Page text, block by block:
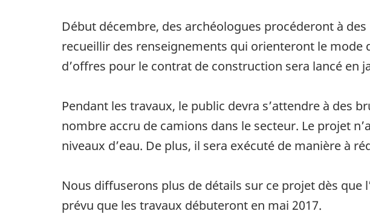
Début décembre, des archéologues procéderont à
recueillir des renseignements qui orienteront le mode
d’offres pour le contrat de construction sera lancé en
Pendant les travaux, le public devra s’attendre à des
nombre accru de camions dans le secteur. Le projet
niveaux d’eau. De plus, il sera exécuté de manière à
Nous diffuserons plus de détails sur ce projet dès
prévu que les travaux débuteront en mai 2017.